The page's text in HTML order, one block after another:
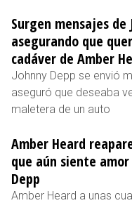
Surgen mensajes de
asegurando que
cadáver de Amber
Johnny Depp se envió
aseguró que deseaba
maletera de un auto
Amber Heard
que aún siente
Depp
Amber Heard a unas